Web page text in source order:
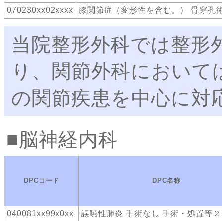
070230xx02xxxx
膝関節症（変形性を含む。） 骨穿孔
当院整形外科では整形
り、関節外科におい
の関節疾患を中心に対
脳神経内科
DPCコード DPC名称
040081xx99x0xx
誤嚥性肺炎 手術なし 手術・処置等